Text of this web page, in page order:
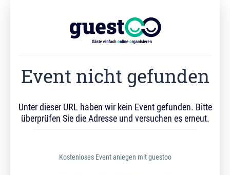
Event nicht gefunden
Unter dieser URL haben wir kein Event gefunden. Bitte
überprüfen Sie die Adresse und versuchen es erneut.
Kostenloses Event anlegen mit guestoo